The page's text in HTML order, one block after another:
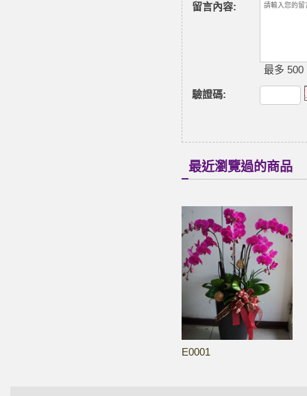
留言內容:
最多 500
驗證碼:
最近瀏覽過的商品
E0001